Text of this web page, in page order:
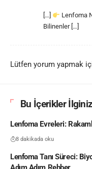
[…]
Lenfoma
Bilinenler […]
Lütfen yorum yapmak
Bu İçerikler
Lenfoma Evreleri:
8 dakikada oku
Lenfoma Tanı Süreci: